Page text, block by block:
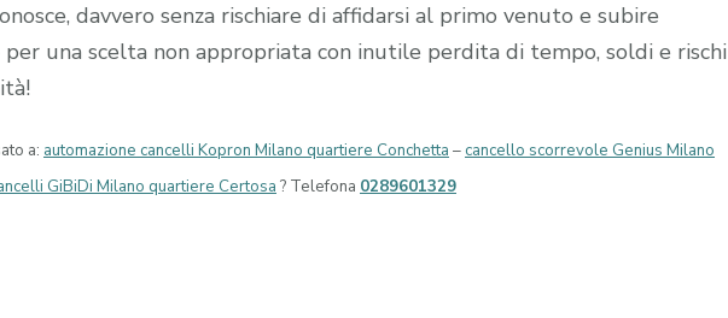
davvero senza rischiare di affidarsi al primo venuto e subire
per una scelta non appropriata con inutile perdita di tempo, soldi e rischi
a: automazione cancelli Kopron Milano quartiere Conchetta –cancello scorrevole Genius Milano
GiBiDi Milano quartiere Certosa ? Telefona 0289601329